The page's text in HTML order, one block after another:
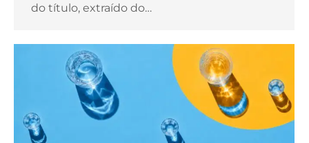
do título, extraído do…